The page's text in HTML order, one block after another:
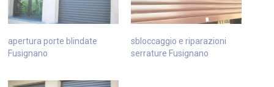
apertura porte blindate
Fusignano
sbloccaggio e riparazioni
serrature Fusignano